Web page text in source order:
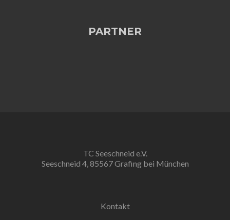
PARTNER
TC Seeschneid e.V.
Seeschneid 4, 85567 Grafing bei München
Kontakt